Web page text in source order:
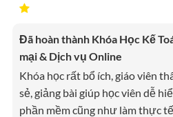
Đã hoàn thành Khóa Học Kế
mại & Dịch vụ Online
Khóa học rất bổ ích, giáo viên
sẻ, giảng bài giúp học viên dễ
phần mềm cũng như làm thực